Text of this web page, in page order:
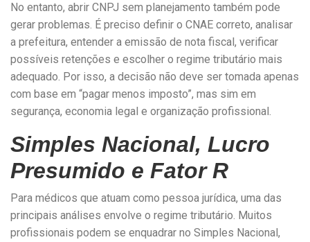
No entanto, abrir CNPJ sem planejamento também pode
gerar problemas. É preciso definir o CNAE correto, analisar
a prefeitura, entender a emissão de nota fiscal, verificar
possíveis retenções e escolher o regime tributário mais
adequado. Por isso, a decisão não deve ser tomada apenas
com base em “pagar menos imposto”, mas sim em
segurança, economia legal e organização profissional.
Simples Nacional, Lucro
Presumido e Fator R
Para médicos que atuam como pessoa jurídica, uma das
principais análises envolve o regime tributário. Muitos
profissionais podem se enquadrar no Simples Nacional,